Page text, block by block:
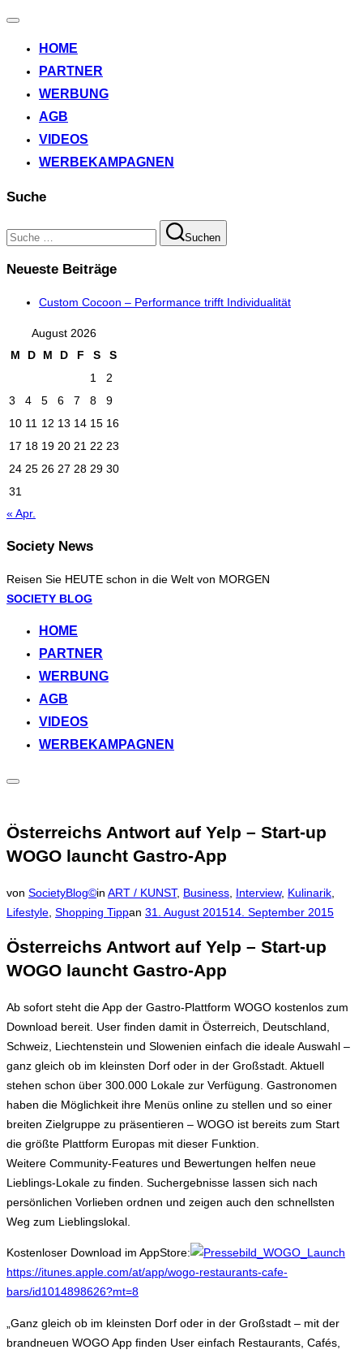
Navigation
HOME
PARTNER
WERBUNG
AGB
VIDEOS
WERBEKAMPAGNEN
Suche
Suchen
nach:
Suchen
Neueste Beiträge
Custom Cocoon – Performance trifft Individualität
August 2026
M
D M D F S
S
1
2
3
4 5 6 7 8
9
10 11 12 13 14 15 16
17 18 19 20 21 22 23
24 25 26 27 28 29 30
31
« Apr.
Society News
Reisen Sie HEUTE schon in die Welt von MORGEN
Zum
springen
SOCIETY BLOG
HOME
PARTNER
WERBUNG
AGB
VIDEOS
WERBEKAMPAGNEN
Seitenleiste
umschalten
Österreichs Antwort auf Yelp – Start-up
WOGO launcht Gastro-App
von SocietyBlog©in ART / KUNST, Business Interview, Kulinarik
Lifestyle Shopping Tippan Veröffentlicht
31. August 201514. September 2015
Österreichs Antwort auf Yelp – Start-up
WOGO launcht Gastro-App
Ab sofort steht die App der Gastro-Plattform WOGO kostenlos zum
Download bereit. User finden damit in Österreich, Deutschland,
Schweiz, Liechtenstein und Slowenien einfach die ideale Auswahl –
ganz gleich ob im kleinsten Dorf oder in der Großstadt. Aktuell
stehen schon über 300.000 Lokale zur Verfügung. Gastronomen
haben die Möglichkeit ihre Menüs online zu stellen und so einer
breiten Zielgruppe zu präsentieren – WOGO ist bereits zum Start
die größte Plattform Europas mit dieser Funktion.
Weitere Community-Features und Bewertungen helfen neue
Lieblings-Lokale zu finden. Suchergebnisse lassen sich nach
persönlichen Vorlieben ordnen und zeigen auch den schnellsten
Weg zum Lieblingslokal.
Kostenloser Download im AppStore:
https://itunes.apple.com/at/app/wogo-restaurants-cafe-
bars/id1014898626?mt=8
„Ganz gleich ob im kleinsten Dorf oder in der Großstadt – mit der
brandneuen WOGO App finden User einfach Restaurants, Cafés,